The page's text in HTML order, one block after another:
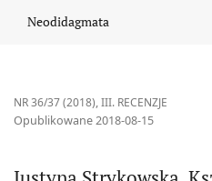
Justyna Strykowska,
Neodidagmata
NR 36/37 (2018),III. RECENZJE
Opublikowane 2018-08-15